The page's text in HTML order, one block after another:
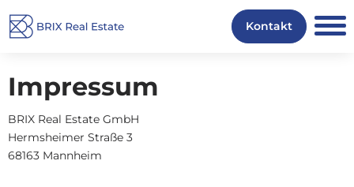
Ankauf
Projekte
Kontakt
Impressum
BRIX Real Estate GmbH
Hermsheimer Straße 3
68163 Mannheim